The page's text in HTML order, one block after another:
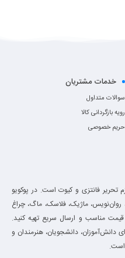
خدمات مشتریان
سوالات متداول
رویه بازگردانی کالا
حریم خصوصی
تحریر فانتزی و کیوت است. در پوکویو
روان‌نویس، ماژیک، فلاسک، ماگ، چراغ
مناسب و ارسال سریع تهیه کنید.
دانشجویان، هنرمندان و
است.